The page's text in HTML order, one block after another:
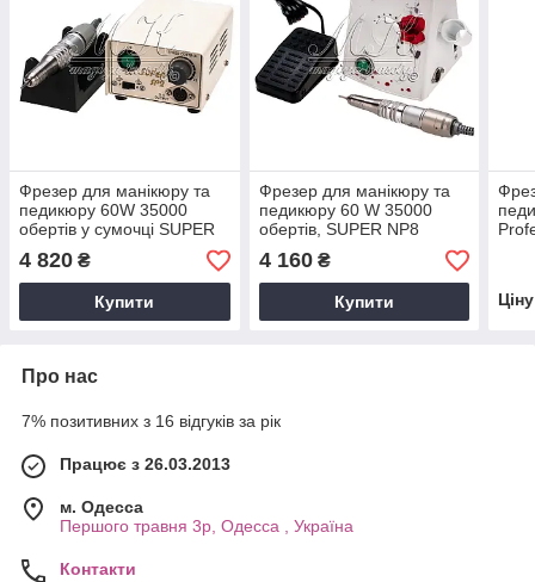
Фрезер для манікюру та
педикюру 60W 35000
обертів у сумочці SUPER
SP2
4 820 ₴
Купити
Фрезер для манікюру та
педикюру 60 W 35000
обертів, SUPER NP8
4 160₴
Купити
Про нас
7% позитивних з 16 відгуків за рік
Працює з 26.03.2013
м. Одесса
Першого травня 3р, Одесса , Україна
Контакти